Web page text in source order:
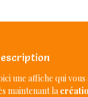
une affiche qui
maintenant la